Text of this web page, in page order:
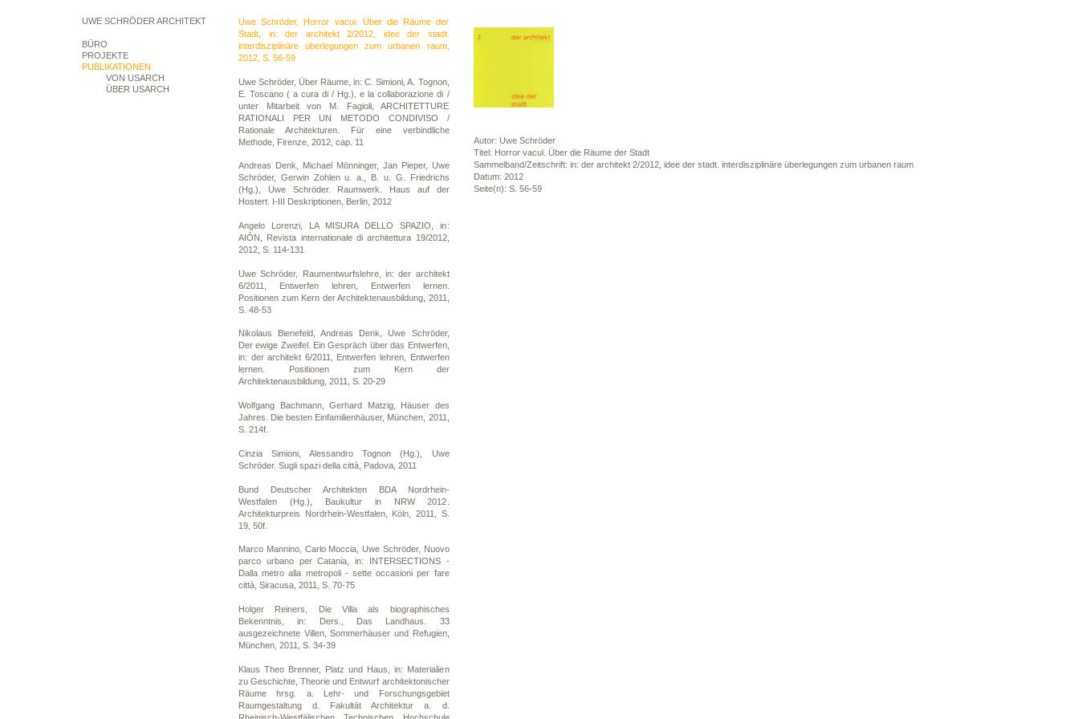
UWE SCHRÖDER ARCHITEKT
BÜRO
PROJEKTE
PUBLIKATIONEN
VON USARCH
ÜBER USARCH
Uwe Schröder, Horror vacui. Über die Räume der
Stadt, in: der architekt 2/2012, idee der stadt.
interdisziplinäre überlegungen zum urbanen raum,
2012, S. 56-59
Uwe Schröder, Über Räume, in: C. Simioni, A. Tognon,
E. Toscano ( a cura di / Hg.), e la collaborazione di /
unter Mitarbeit von M. Fagioli, ARCHITETTURE
RATIONALI PER UN METODO CONDIVISO /
Rationale Architekturen. Für eine verbindliche
Methode, Firenze, 2012, cap. 11
Andreas Denk, Michael Mönninger, Jan Pieper, Uwe
Schröder, Gerwin Zohlen u. a., B. u. G. Friedrichs
(Hg.), Uwe Schröder. Raumwerk. Haus auf der
Hostert. I-III Deskriptionen, Berlin, 2012
Angelo Lorenzi, LA MISURA DELLO SPAZIO, in:
AIÓN, Revista internationale di architettura 19/2012,
2012, S. 114-131
Uwe Schröder, Raumentwurfslehre, in: der architekt
6/2011, Entwerfen lehren, Entwerfen lernen.
Positionen zum Kern der Architektenausbildung, 2011,
S. 48-53
Nikolaus Bienefeld, Andreas Denk, Uwe Schröder,
Der ewige Zweifel. Ein Gespräch über das Entwerfen,
in: der architekt 6/2011, Entwerfen lehren, Entwerfen
lernen. Positionen zum Kern der
Architektenausbildung, 2011, S. 20-29
Wolfgang Bachmann, Gerhard Matzig, Häuser des
Jahres. Die besten Einfamilienhäuser, München, 2011,
S. 214f.
Cinzia Simioni, Alessandro Tognon (Hg.), Uwe
Schröder. Sugli spazi della città, Padova, 2011
Bund Deutscher Architekten BDA Nordrhein-
Westfalen (Hg.), Baukultur in NRW 2012.
Architekturpreis Nordrhein-Westfalen, Köln, 2011, S.
19, 50f.
Marco Mannino, Carlo Moccia, Uwe Schröder, Nuovo
parco urbano per Catania, in: INTERSECTIONS -
Dalla metro alla metropoli - sette occasioni per fare
città, Siracusa, 2011, S. 70-75
Holger Reiners, Die Villa als biographisches
Bekenntnis, in: Ders., Das Landhaus. 33
ausgezeichnete Villen, Sommerhäuser und Refugien,
München, 2011, S. 34-39
Klaus Theo Brenner, Platz und Haus, in: Materialien
zu Geschichte, Theorie und Entwurf architektonischer
Räume hrsg. a. Lehr- und Forschungsgebiet
Raumgestaltung d. Fakultät Architektur a. d.
Autor: Uwe Schröder
Titel: Horror vacui. Über die Räume der Stadt
Sammelband/Zeitschrift: in: der architekt 2/2012, idee der stadt. interdisziplinäre überlegungen zum urbanen raum
Datum: 2012
Seite(n): S. 56-59